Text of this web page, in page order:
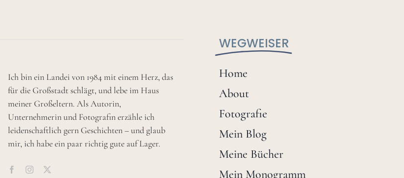
Ich bin ein Landei von 1984 mit einem Herz, das
für die Großstadt schlägt, und lebe im Haus
meiner Großeltern. Als Autorin,
Unternehmerin und Fotografin erzähle ich
leidenschaftlich gern Geschichten – und glaub
mir, ich habe ein paar richtig gute auf Lager.
WEGWEISER
Home
About
Fotografie
Mein Blog
Meine Bücher
Mein Monogramm